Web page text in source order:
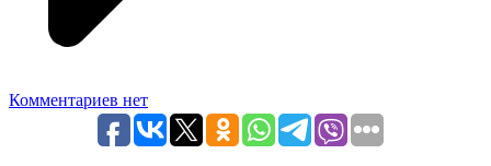
Комментариев нет